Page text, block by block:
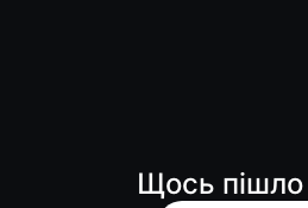
Щось пішло